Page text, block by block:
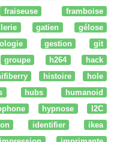
fraiseuse
framboise
gatien
gélose
gestion
git
groupe h264
hack
histoire
hole
hubs
humanoid
hypnose
I2C
identifier
ikea